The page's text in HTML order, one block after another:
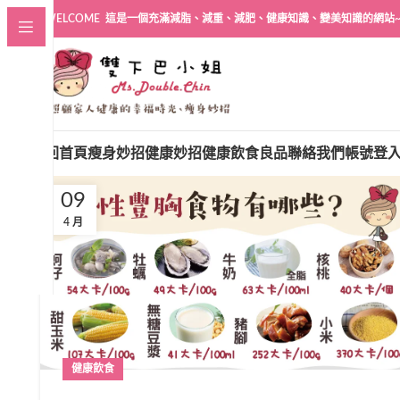
WELCOME 這是一個充滿減脂、減重、減肥、健康知識、變美知識的網站~
回首頁瘦身妙招健康妙招健康飲食良品聯絡我們帳號登
09
4 月
健康飲食